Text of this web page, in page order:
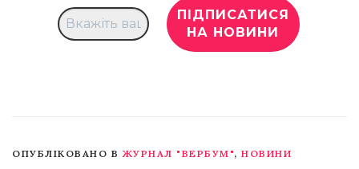
ОПУБЛІКОВАНО В ЖУРНАЛ "ВЕРБУМ", НОВИНИ